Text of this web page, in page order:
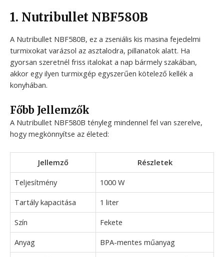
1. Nutribullet NBF580B
A Nutribullet NBF580B, ez a zseniális kis masina fejedelmi
turmixokat varázsol az asztalodra, pillanatok alatt. Ha
gyorsan szeretnél friss italokat a nap bármely szakában,
akkor egy ilyen turmixgép egyszerűen kötelező kellék a
konyhában.
Főbb Jellemzők
A Nutribullet NBF580B tényleg mindennel fel van szerelve,
hogy megkönnyítse az életed:
Jellemző
Részletek
Teljesítmény
1000 W
Tartály kapacitása
1 liter
Szín
Fekete
Anyag
BPA-mentes műanyag